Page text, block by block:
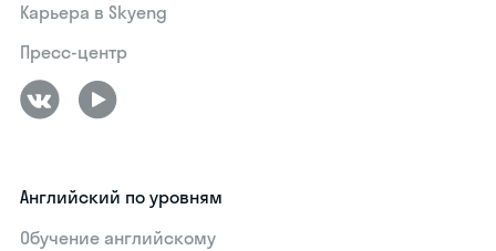
Карьера в Skyeng
Пресс-центр
Английский по уровням
Обучение английскому